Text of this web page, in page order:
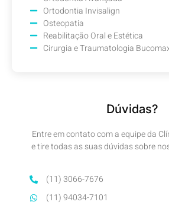
Ortodontia Invisalign
Osteopatia
Reabilitação Oral e Estética
Cirurgia e Traumatologia
Dúvidas?
Entre em contato com a equipe da
e tire todas as suas dúvidas sobre
(11) 3066-7676
(11) 94034-7101